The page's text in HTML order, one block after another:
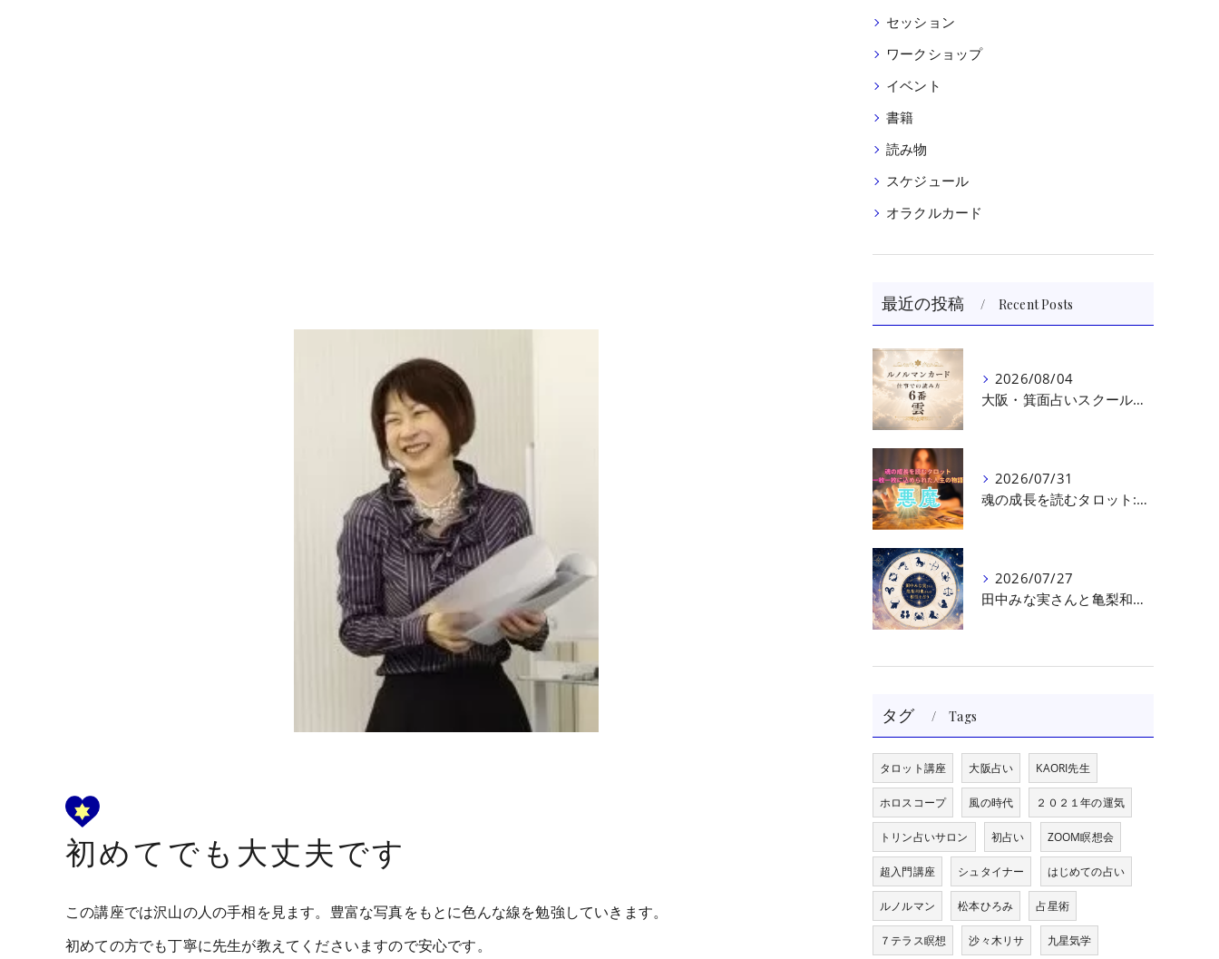
初めてでも大丈夫です
この講座では沢山の人の手相を見ます。豊富な写真をもとに色んな線を勉強していきます。
初めての方でも丁寧に先生が教えてくださいますので安心です。
セッション
ワークショップ
イベント
書籍
読み物
スケジュール
オラクルカード
最近の投稿 Recent Posts
2026/08/04
大阪・箕面占いスクール 原 史恵 | ルノルマンカード読み方のコツ「雲」 仕事をテーマに占った場合
2026/07/31
魂の成長を読むタロット:悪魔（第十七回目）｜大阪・箕面占いスクールラブアンドライト
2026/07/27
田中みな実さんと亀梨和也さんの相性を読む｜大阪・箕面占いスクールラブアンドライト
タグ Tags
タロット講座 大阪占い KAORI先生
ホロスコープ 風の時代 ２０２１年の運気
トリン占いサロン 初占い ZOOM瞑想会
超入門講座 シュタイナー はじめての占い
ルノルマン 松本ひろみ 占星術
７テラス瞑想 沙々木リサ 九星気学